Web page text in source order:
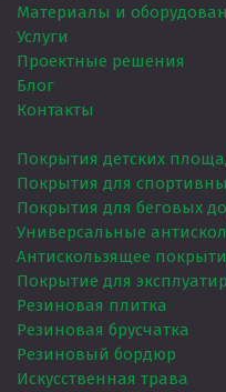
Материалы и
Услуги
Проектные решения
Блог
Контакты
Покрытия детских
Покрытия для
Покрытия для беговых
Универсальные
Антискользящее
Покрытие для
Резиновая плитка
Резиновая брусчатка
Резиновый бордюр
Искусственная трава